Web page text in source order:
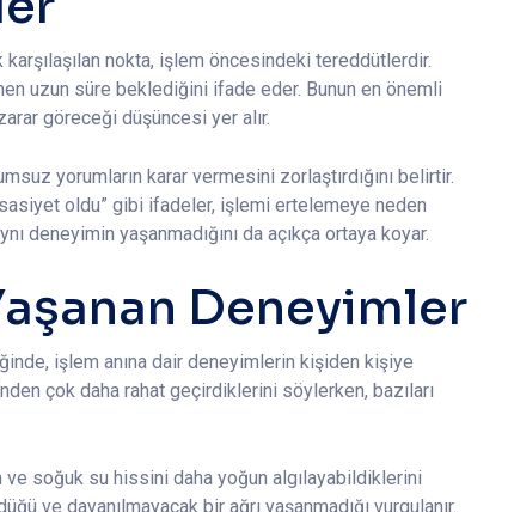
karşılaşılan nokta, işlem öncesindeki tereddütlerdir.
uzun süre beklediğini ifade eder. Bunun en önemli
göreceği düşüncesi yer alır.
yorumların karar vermesini zorlaştırdığını belirtir.
oldu” gibi ifadeler, işlemi ertelemeye neden
deneyimin yaşanmadığını da açıkça ortaya koyar.
Deneyimler
işlem anına dair deneyimlerin kişiden kişiye
çok daha rahat geçirdiklerini söylerken, bazıları
soğuk su hissini daha yoğun algılayabildiklerini
ve dayanılmayacak bir ağrı yaşanmadığı vurgulanır.